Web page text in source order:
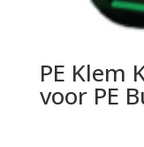
PE Klem
voor PE